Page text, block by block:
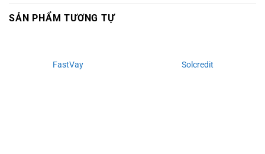
SẢN PHẨM TƯƠNG TỰ
FastVay Solcredit